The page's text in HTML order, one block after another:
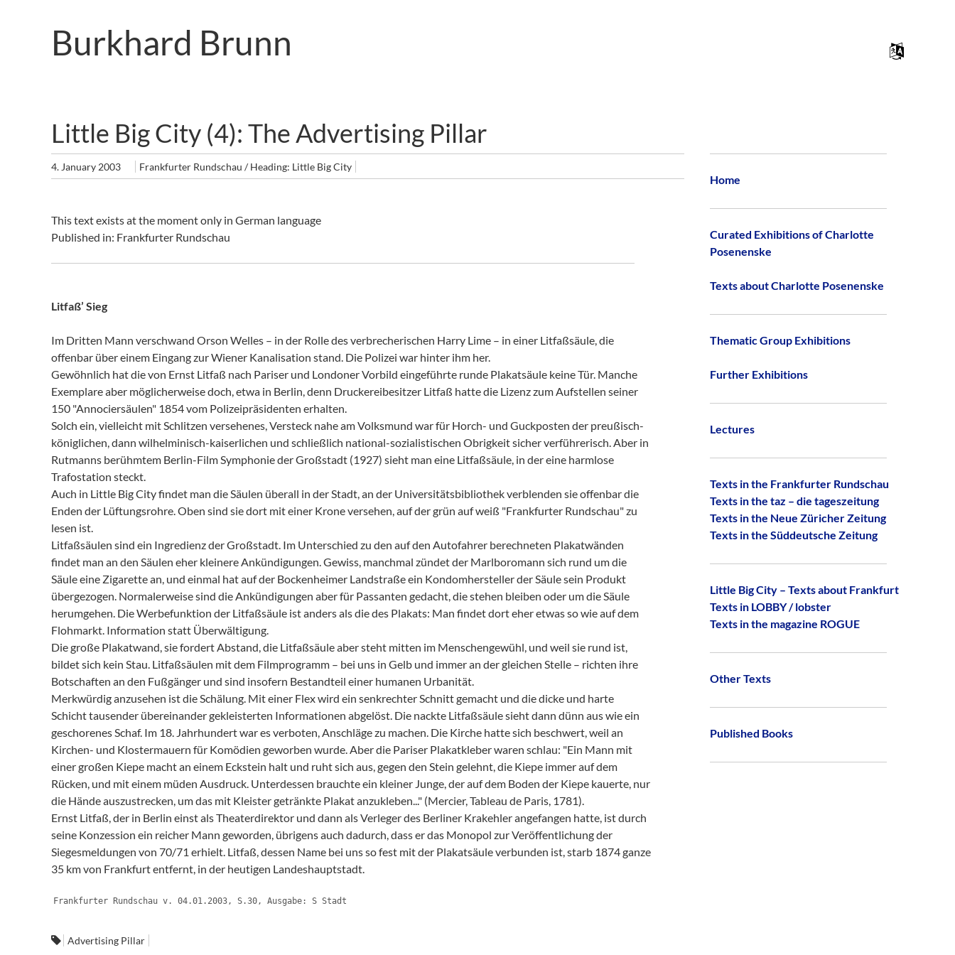
Burkhard Brunn Menu
Skip to
Little Big City (4): The Advertising Pillar
4. January 2003 Frankfurter Rundschau / Heading: Little Big City
This text exists at the moment only in German language
Published in: Frankfurter Rundschau
Litfaß’ Sieg
Im Dritten Mann verschwand Orson Welles – in der Rolle des verbrecherischen Harry Lime – in einer Litfaßsäule, die
offenbar über einem Eingang zur Wiener Kanalisation stand. Die Polizei war hinter ihm her.
Gewöhnlich hat die von Ernst Litfaß nach Pariser und Londoner Vorbild eingeführte runde Plakatsäule keine Tür. Manche
Exemplare aber möglicherweise doch, etwa in Berlin, denn Druckereibesitzer Litfaß hatte die Lizenz zum Aufstellen seiner
150 "Annociersäulen" 1854 vom Polizeipräsidenten erhalten.
Solch ein, vielleicht mit Schlitzen versehenes, Versteck nahe am Volksmund war für Horch- und Guckposten der preußisch-
königlichen, dann wilhelminisch-kaiserlichen und schließlich national-sozialistischen Obrigkeit sicher verführerisch. Aber in
Rutmanns berühmtem Berlin-Film Symphonie der Großstadt (1927) sieht man eine Litfaßsäule, in der eine harmlose
Trafostation steckt.
Auch in Little Big City findet man die Säulen überall in der Stadt, an der Universitätsbibliothek verblenden sie offenbar die
Enden der Lüftungsrohre. Oben sind sie dort mit einer Krone versehen, auf der grün auf weiß "Frankfurter Rundschau" zu
lesen ist.
Litfaßsäulen sind ein Ingredienz der Großstadt. Im Unterschied zu den auf den Autofahrer berechneten Plakatwänden
findet man an den Säulen eher kleinere Ankündigungen. Gewiss, manchmal zündet der Marlboromann sich rund um die
Säule eine Zigarette an, und einmal hat auf der Bockenheimer Landstraße ein Kondomhersteller der Säule sein Produkt
übergezogen. Normalerweise sind die Ankündigungen aber für Passanten gedacht, die stehen bleiben oder um die Säule
herumgehen. Die Werbefunktion der Litfaßsäule ist anders als die des Plakats: Man findet dort eher etwas so wie auf dem
Flohmarkt. Information statt Überwältigung.
Die große Plakatwand, sie fordert Abstand, die Litfaßsäule aber steht mitten im Menschengewühl, und weil sie rund ist,
bildet sich kein Stau. Litfaßsäulen mit dem Filmprogramm – bei uns in Gelb und immer an der gleichen Stelle – richten ihre
Botschaften an den Fußgänger und sind insofern Bestandteil einer humanen Urbanität.
Merkwürdig anzusehen ist die Schälung. Mit einer Flex wird ein senkrechter Schnitt gemacht und die dicke und harte
Schicht tausender übereinander gekleisterten Informationen abgelöst. Die nackte Litfaßsäule sieht dann dünn aus wie ein
geschorenes Schaf. Im 18. Jahrhundert war es verboten, Anschläge zu machen. Die Kirche hatte sich beschwert, weil an
Kirchen- und Klostermauern für Komödien geworben wurde. Aber die Pariser Plakatkleber waren schlau: "Ein Mann mit
einer großen Kiepe macht an einem Eckstein halt und ruht sich aus, gegen den Stein gelehnt, die Kiepe immer auf dem
Rücken, und mit einem müden Ausdruck. Unterdessen brauchte ein kleiner Junge, der auf dem Boden der Kiepe kauerte, nur
die Hände auszustrecken, um das mit Kleister getränkte Plakat anzukleben..." (Mercier, Tableau de Paris, 1781).
Ernst Litfaß, der in Berlin einst als Theaterdirektor und dann als Verleger des Berliner Krakehler angefangen hatte, ist durch
seine Konzession ein reicher Mann geworden, übrigens auch dadurch, dass er das Monopol zur Veröffentlichung der
Siegesmeldungen von 70/71 erhielt. Litfaß, dessen Name bei uns so fest mit der Plakatsäule verbunden ist, starb 1874 ganze
35 km von Frankfurt entfernt, in der heutigen Landeshauptstadt.
Frankfurter Rundschau v. 04.01.2003, S.30, Ausgabe: S Stadt
Advertising Pillar
Home
Curated Exhibitions of Charlotte
Posenenske
Texts about Charlotte Posenenske
Thematic Group Exhibitions
Further Exhibitions
Lectures
Texts in the Frankfurter Rundschau
Texts in the taz – die tageszeitung
Texts in the Neue Züricher Zeitung
Texts in the Süddeutsche Zeitung
Little Big City – Texts about Frankfurt
Texts in LOBBY / lobster
Texts in the magazine ROGUE
Other Texts
Published Books